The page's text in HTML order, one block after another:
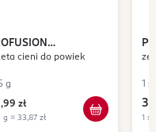
Chocolates
cieni do powiek
g
,99 zł
g = 33,87 zł
1
36
1